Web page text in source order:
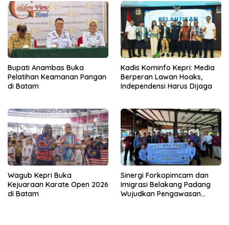
Bupati Anambas Buka
Pelatihan Keamanan Pangan
di Batam
Kadis Kominfo Kepri: Media
Berperan Lawan Hoaks,
Independensi Harus Dijaga
Wagub Kepri Buka
Kejuaraan Karate Open 2026
di Batam
Sinergi Forkopimcam dan
Imigrasi Belakang Padang
Wujudkan Pengawasan